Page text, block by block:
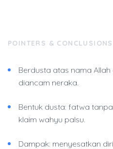
POINTERS & CONCLUSIONS
Berdusta atas nama
diancam neraka.
Bentuk dusta: fatwa
klaim wahyu palsu.
Dampak: menyesatkan